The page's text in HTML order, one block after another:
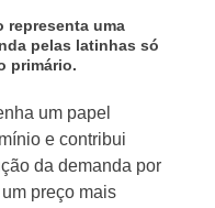
representa uma
pelas latinhas só
primário.
um papel
e contribui
da demanda por
preço mais